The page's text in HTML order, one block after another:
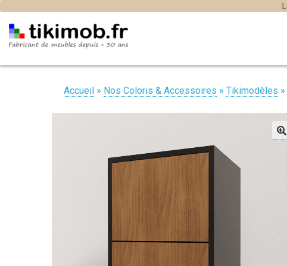
Accueil » Nos Coloris & Accessoires » Tikimodèles »